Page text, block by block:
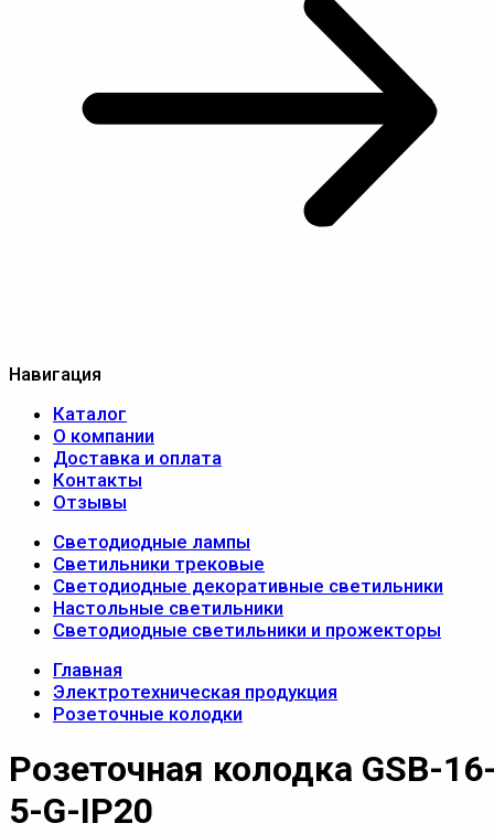
Навигация
Каталог
О компании
Доставка и оплата
Контакты
Отзывы
Светодиодные лампы
Светильники трековые
Светодиодные декоративные светильники
Настольные светильники
Светодиодные светильники и прожекторы
Главная
Электротехническая продукция
Розеточные колодки
Розеточная колодка GSB-
5-G-IP20